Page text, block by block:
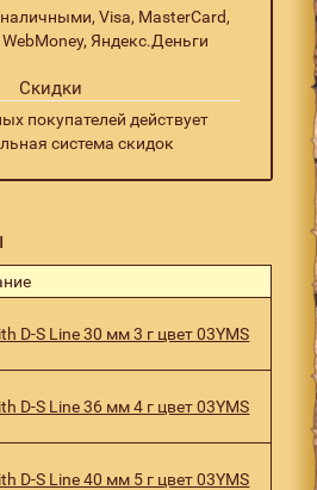
Visa, MasterCard,
Яндекс.Деньги
Скидки
покупателей действует
система скидок
D-S Line 30 мм 3 г цвет 03YMS
D-S Line 36 мм 4 г цвет 03YMS
D-S Line 40 мм 5 г цвет 03YMS